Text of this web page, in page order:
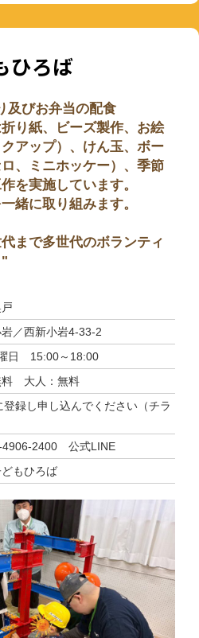
ひろば
及びお弁当の配食
り紙、ビーズ製作、お絵
アップ）、けん玉、ボー
、ミニホッケー）、季節
を実施しています。
緒に取り組みます。
まで多世代のボランティ
"
／西新小岩4-33-2
日 15:00～18:00
料 大人：無料
登録し申し込んでください（チラ
4906-2400 公式LINE
もひろば